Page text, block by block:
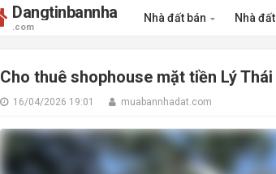
Dangtinbannha
.com
Nhà đất bán Nhà
Cho thuê shophouse mặt tiền Lý
16/04/2026 19:01 muabannhadat.com